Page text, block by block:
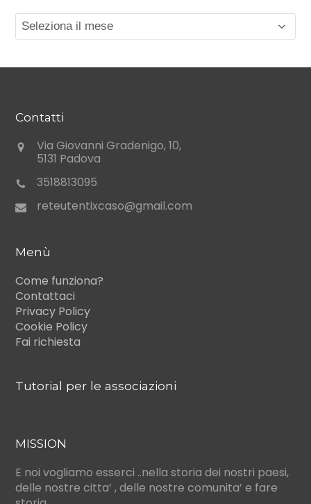
Sfoglia
archivio
Contatti
Via Giovanni Gradenigo, 10,
5131 Padova
3518813095
reteutentixcaso@gmail.com
Menù
Come funziona?
Contattaci
Privacy Policy
Cookie Policy
Fai richiesta
Tutorial per le associazioni
MISSION
E noi vogliamo esserci ..nella storia dei nostri paesi,
delle nostre citta’ , delle nostre comunita’ e fare